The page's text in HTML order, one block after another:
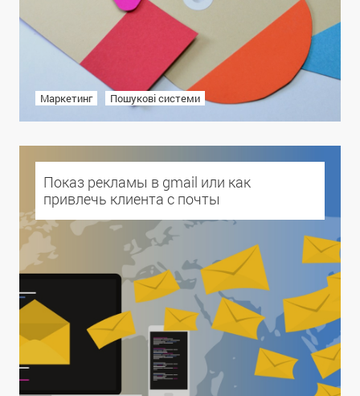
Маркетинг Пошукові системи
Показ рекламы в gmail или как
привлечь клиента с почты